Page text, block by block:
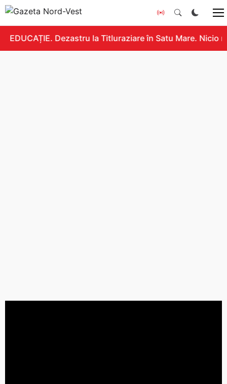
EDUCAȚIE. Dezastru la Titluraziare în Satu Mare. Nicio